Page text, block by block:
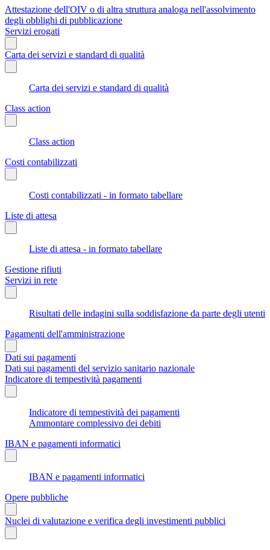
Attestazione dell'OIV o di altra struttura analoga nell'assolvimento
degli obblighi di pubblicazione
Servizi erogati
Carta dei servizi e standard di qualità
Carta dei servizi e standard di qualità
Class action
Class action
Costi contabilizzati
Costi contabilizzati - in formato tabellare
Liste di attesa
Liste di attesa - in formato tabellare
Gestione rifiuti
Servizi in rete
Risultati delle indagini sulla soddisfazione da parte degli utenti
Pagamenti dell'amministrazione
Dati sui pagamenti
Dati sui pagamenti del servizio sanitario nazionale
Indicatore di tempestività pagamenti
Indicatore di tempestività dei pagamenti
Ammontare complessivo dei debiti
IBAN e pagamenti informatici
IBAN e pagamenti informatici
Opere pubbliche
Nuclei di valutazione e verifica degli investimenti pubblici